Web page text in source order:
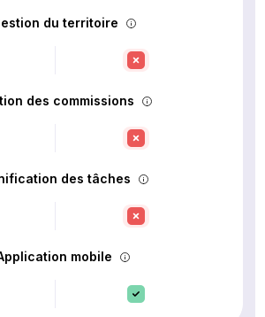
du territoire
des commissions
des tâches
mobile